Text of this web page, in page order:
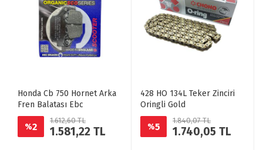
Honda Cb 750 Hornet Arka
Fren Balatası Ebc
%2
1.612,60 TL
1.581,22 TL
428 HO 134L Teker Zinciri
Oringli Gold
%5
1.840,07 TL
1.740,05 TL